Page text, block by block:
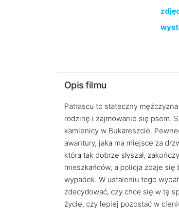
Opis filmu
Patrascu to stateczny
rodzinę i zajmowanie się psem.
kamienicy w Bukareszcie.
awantury, jaka ma miejsce za
którą tak dobrze słyszał,
mieszkańców, a policja zdaje się
wypadek. W ustaleniu tego
zdecydować, czy chce się w tę
życie, czy lepiej pozostać w